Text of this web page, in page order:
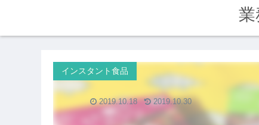
インスタント食品
2019.10.30
2019.10.18